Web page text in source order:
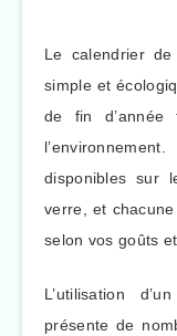
Le calendrier
simple et
de fin
disponibles sur
verre, et
selon vos goûts
L’utilisation
présente de